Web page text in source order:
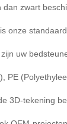
zwart
onze
uw
PE
3D-tekening